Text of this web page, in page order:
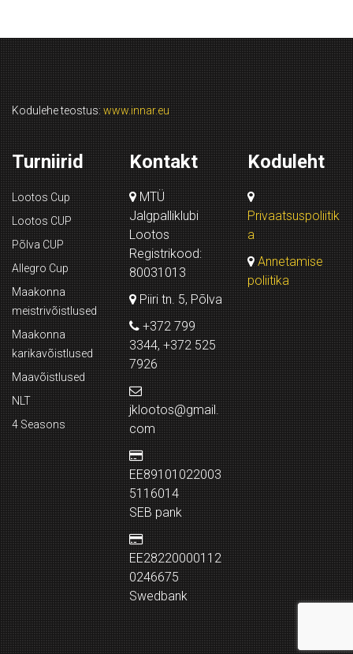
Kodulehe teostus: www.innar.eu
Turniirid
Lootos Cup
Lootos CUP
Põlva CUP
Allegro Cup
Maakonna
meistrivõistlused
Maakonna
karikavõistlused
Maavõistlused
NLT
4 Seasons
Kontakt
MTÜ
Jalgpalliklubi
Lootos
Registrikood:
80031013
Piiri tn. 5, Põlva
+372 799
3344, +372 525
7926
jklootos@gmail.
com
EE89101022003
5116014
SEB pank
EE28220000112
0246675
Swedbank
Koduleht
Privaatsuspoliitik
a
Annetamise
poliitika